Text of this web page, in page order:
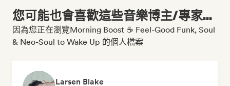
您可能也會喜歡這些音樂博主/專家...
因為您正在瀏覽Morning Boost ☕ Feel-Good Funk, Soul
& Neo-Soul to Wake Up 的個人檔案
Larsen Blake